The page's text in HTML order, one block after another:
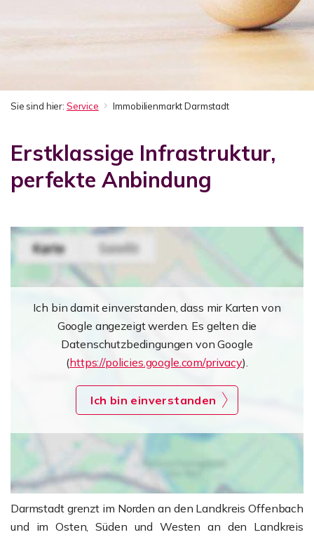
Sie sind hier: Service Immobilienmarkt Darmstadt
Erstklassige Infrastruktur,
perfekte Anbindung
Ich bin damit einverstanden, dass mir Karten von
Google angezeigt werden. Es gelten die
Datenschutzbedingungen von Google
(https://policies.google.com/privacy).
Ich bin einverstanden
Darmstadt grenzt im Norden an den Landkreis Offenbach
und im Osten, Süden und Westen an den Landkreis